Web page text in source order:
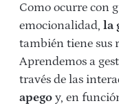
Como ocurre con
emocionalidad, la
también tiene sus
Aprendemos a
través de las
apego y, en